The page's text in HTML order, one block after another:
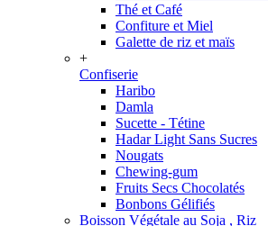
Thé et Café
Confiture et Miel
Galette de riz et maïs
+
Confiserie
Haribo
Damla
Sucette - Tétine
Hadar Light Sans Sucres
Nougats
Chewing-gum
Fruits Secs Chocolatés
Bonbons Gélifiés
Boisson Végétale au Soja , Riz